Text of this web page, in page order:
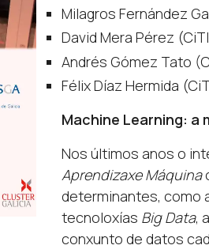
Milagros Fernández
David Mera Pérez
Andrés Gómez Tato
Félix Díaz Hermida
Machine Learning: a
Nos últimos anos o
Aprendizaxe Máquina
determinantes, como
tecnoloxías Big Data,
conxunto de datos